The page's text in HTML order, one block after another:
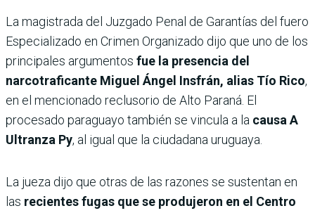
La magistrada del Juzgado Penal de Garantías del fuero
Especializado en Crimen Organizado dijo que uno de los
principales argumentos fue la presencia del
narcotraficante Miguel Ángel Insfrán, alias Tío Rico,
en el mencionado reclusorio de Alto Paraná. El
procesado paraguayo también se vincula a la causa A
Ultranza Py, al igual que la ciudadana uruguaya.
La jueza dijo que otras de las razones se sustentan en
las recientes fugas que se produjeron en el Centro